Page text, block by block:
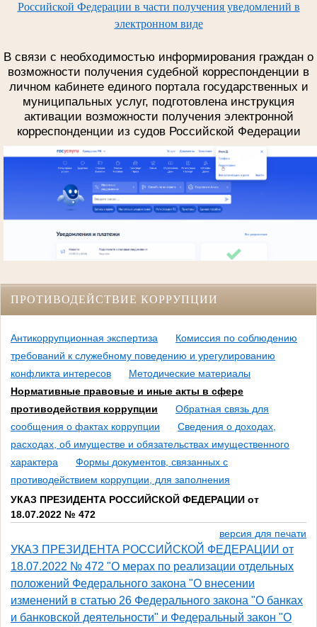
Российской Федерации в части получения уведомлений в
электронном виде
В связи с необходимостью информирования граждан о
возможности получения судебной корреспонденции в
личном кабинете единого портала государственных и
муниципальных услуг, подготовлена инструкция
активации возможности получения электронной
корреспонденции из судов Российской Федерации
ПРОТИВОДЕЙСТВИЕ КОРРУПЦИИ
Антикоррупционная экспертиза
Комиссия по соблюдению
требований к служебному поведению и урегулированию
конфликта интересов
Методические материалы
Нормативные правовые и иные акты в сфере
противодействия коррупции
Обратная связь для
сообщения о фактах коррупции
Сведения о доходах,
расходах, об имуществе и обязательствах имущественного
характера
Формы документов, связанных с
противодействием коррупции, для заполнения
УКАЗ ПРЕЗИДЕНТА РОССИЙСКОЙ ФЕДЕРАЦИИ от
18.07.2022 № 472
версия для печати
УКАЗ ПРЕЗИДЕНТА РОССИЙСКОЙ ФЕДЕРАЦИИ от
18.07.2022 № 472 "О мерах по реализации отдельных
положений Федерального закона "О внесении
изменений в статью 26 Федерального закона "О банках
и банковской деятельности" и Федеральный закон "О